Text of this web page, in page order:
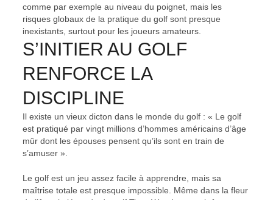
comme par exemple au niveau du poignet, mais les
risques globaux de la pratique du golf sont presque
inexistants, surtout pour les joueurs amateurs.
S’INITIER AU GOLF
RENFORCE LA
DISCIPLINE
Il existe un vieux dicton dans le monde du golf : « Le golf
est pratiqué par vingt millions d’hommes américains d’âge
mûr dont les épouses pensent qu’ils sont en train de
s’amuser ».
Le golf est un jeu assez facile à apprendre, mais sa
maîtrise totale est presque impossible. Même dans la fleur